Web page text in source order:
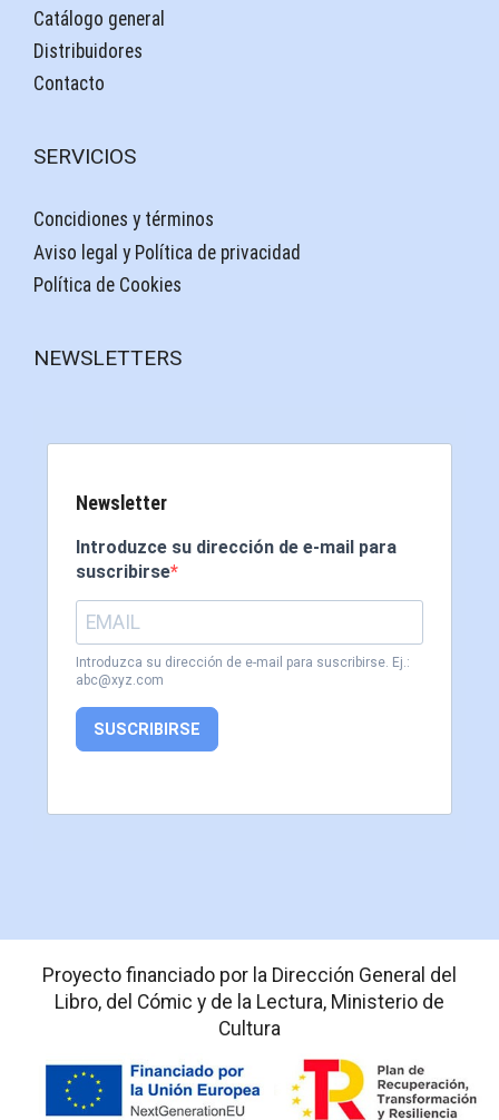
Catálogo general
Distribuidores
Contacto
SERVICIOS
Concidiones y términos
Aviso legal y Política de privacidad
Política de Cookies
NEWSLETTERS
Newsletter
Introduzce su dirección de e-mail para
suscribirse
Introduzca su dirección de e-mail para suscribirse. Ej.:
abc@xyz.com
SUSCRIBIRSE
Proyecto financiado por la Dirección General del
Libro, del Cómic y de la Lectura, Ministerio de
Cultura